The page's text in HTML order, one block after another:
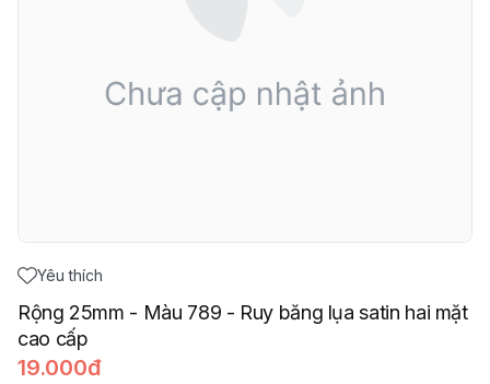
Yêu thích
Rộng 25mm - Màu 789 - Ruy băng lụa satin hai mặt
cao cấp
19.000đ